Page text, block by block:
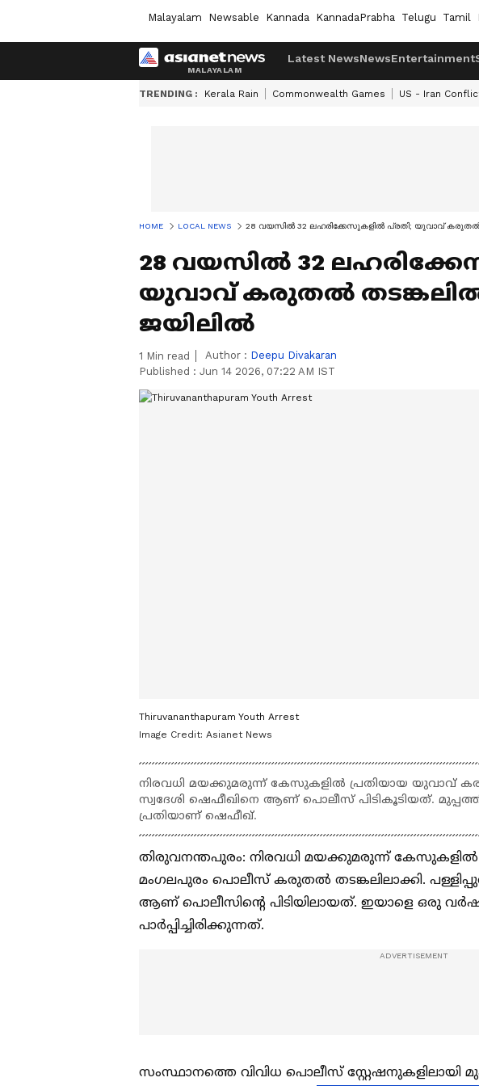
Malayalam Newsable Kannada KannadaPrabha Telugu Tamil
Latest NewsNewsEntertainment
TRENDING : Kerala Rain Commonwealth Games US - Iran
HOME LOCAL NEWS 28 വയസിൽ 32 ലഹരിക്കേസുകളിൽ പ്രതി; യുവാവ്
28 വയസിൽ 32
യുവാവ് കരുതൽ
ജയിലിൽ
1 Min read Author : Deepu Divakaran
Published : Jun 14 2026, 07:22 AM IST
Thiruvananthapuram Youth Arrest
Image Credit: Asianet News
നിരവധി മയക്കുമരുന്ന് കേസുകളിൽ പ്രതിയായ യുവാവ്
സ്വദേശി ഷെഫീഖിനെ ആണ് പൊലീസ് പിടികൂടിയത്.
പ്രതിയാണ് ഷെഫീഖ്.
തിരുവനന്തപുരം: നിരവധി മയക്കുമരുന്ന് കേസുകളിൽ
മംഗലപുരം പൊലീസ് കരുതൽ തടങ്കലിലാക്കി.
ആണ് പൊലീസിന്‍റെ പിടിയിലായത്. ഇയാളെ ഒരു
പാർപ്പിച്ചിരിക്കുന്നത്.
സംസ്ഥാനത്തെ വിവിധ പൊലീസ് സ്റ്റേഷനുകളിലായി